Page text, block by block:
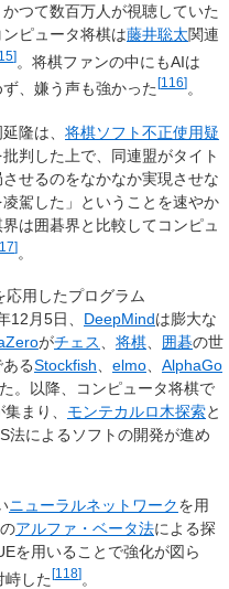
つて数百万人が視聴していた
ピュータ将棋は藤井聡太関連
]。将棋ファンの中にもAIは
、嫌う声も強かった [116] 。
隆は、 将棋ソフト不正使用疑
判した上で、同連盟がタイト
せるのをなかなか実現させな
駕した」ということを速やか
は囲碁界と比較してコンピュ
]。
応用したプログラム
12月5日、 DeepMindは膨大な
がチェス 将棋 囲碁の世
るStockfish elmo
AlphaGo
。以降、コンピュータ将棋で
まり、 モンテカルロ木探索と
法によるソフトの開発が進め
ニューラルネットワークを用
アルファ・ベータ法による探
を用いることで強化が図ら
した [118] 。